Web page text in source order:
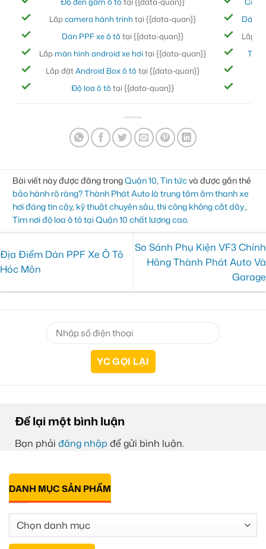
Lắpcamera hành trình tại {{data-quan}}
Dán PPF xe ô tôtại {{data-quan}}
Lắp màn hình android xe hơi tại {{data-quan}}
Lắp đặtAndroid Box ô tôtại {{data-quan}}
Độ loa ô tôtại {{data-quan}}
Dán
Lắp
Bài viết này được đăng trongQuận 10, Tin tứcvà được gắn thẻ
bảo hành rõ ràng? Thành Phát Auto là trung tâm âm thanh xe
hơi đáng tin cậy, kỹ thuật chuyên sâu, thi công không cắt dây.,
Tìm nơi độ loa ô tô tại Quận 10 chất lượng cao.
Địa Điểm Dán PPF Xe Ô Tô
Hóc Môn
So Sánh Phụ Kiện VF3 Chính
Hãng Thành Phát Auto Và
Garage
Để lại một bình luận
Bạn phải đăng nhập để gửi bình luận.
DANH MỤC SẢN PHẨM